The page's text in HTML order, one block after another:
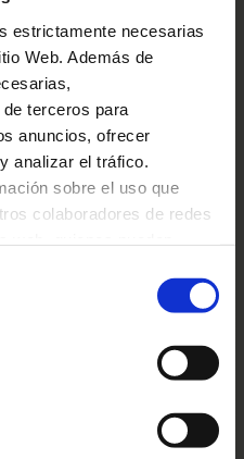
estrictamente necesarias
Web. Además de
terceros para
anuncios, ofrecer
analizar el tráfico.
sobre el uso que
colaboradores de redes
a través del uso
En el cuadro inferior
o seleccionar el tipo
y pulsar sobre "Permitir la
de la cual podrá
de Patrimoni